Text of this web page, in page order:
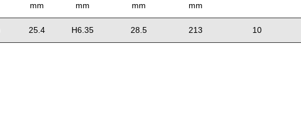
mm
mm
mm
mm
25.4 H6.35 28.5 213 10